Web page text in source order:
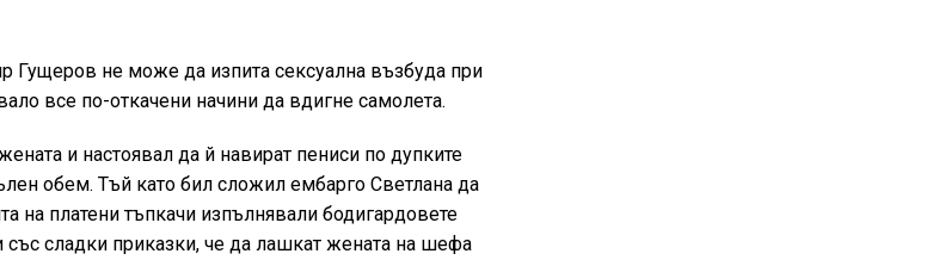
Гущеров не може да изпита сексуална възбуда при
все по-откачени начини да вдигне самолета.
и настоявал да й навират пениси по дупките
обем. Тъй като бил сложил ембарго Светлана да
на платени тъпкачи изпълнявали бодигардовете
със сладки приказки, че да лашкат жената на шефа